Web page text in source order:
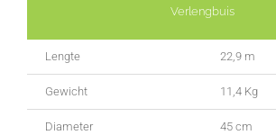
Verlengbuis
Lengte 22,9 m
Gewicht 11,4 Kg
Diameter 45 cm